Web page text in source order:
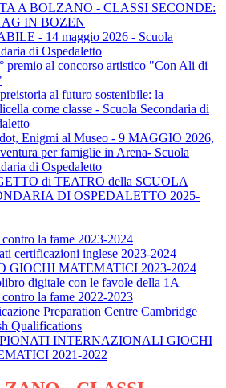
A BOLZANO - CLASSI SECONDE:
IN BOZEN
- 14 maggio 2026 - Scuola
di Ospedaletto
premio al concorso artistico "Con Ali di
al futuro sostenibile: la
come classe - Scuola Secondaria di
Enigmi al Museo - 9 MAGGIO 2026,
per famiglie in Arena- Scuola
di Ospedaletto
di TEATRO della SCUOLA
DI OSPEDALETTO 2025-
contro la fame 2023-2024
certificazioni inglese 2023-2024
GIOCHI MATEMATICI 2023-2024
digitale con le favole della 1A
contro la fame 2022-2023
Preparation Centre Cambridge
Qualifications
INTERNAZIONALI GIOCHI
2021-2022